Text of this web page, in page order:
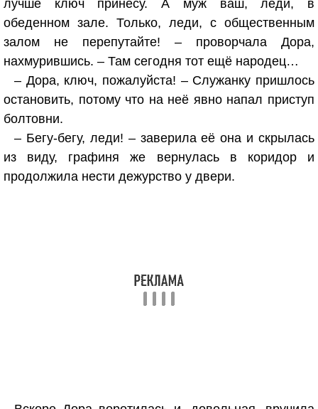
лучше ключ принесу. А муж ваш, леди, в
обеденном зале. Только, леди, с общественным
залом не перепутайте! – проворчала Дора,
нахмурившись. – Там сегодня тот ещё народец…
– Дора, ключ, пожалуйста! – Служанку пришлось
остановить, потому что на неё явно напал приступ
болтовни.
– Бегу-бегу, леди! – заверила её она и скрылась
из виду, графиня же вернулась в коридор и
продолжила нести дежурство у двери.